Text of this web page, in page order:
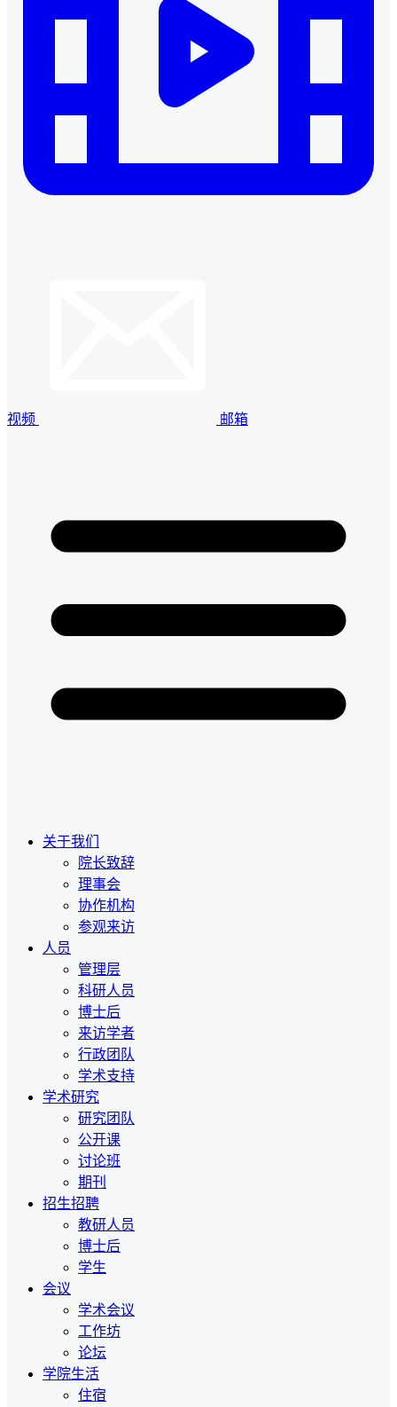
视频 邮箱
关于我们
院长致辞
理事会
协作机构
参观来访
人员
管理层
科研人员
博士后
来访学者
行政团队
学术支持
学术研究
研究团队
公开课
讨论班
期刊
招生招聘
教研人员
博士后
学生
会议
学术会议
工作坊
论坛
学院生活
住宿